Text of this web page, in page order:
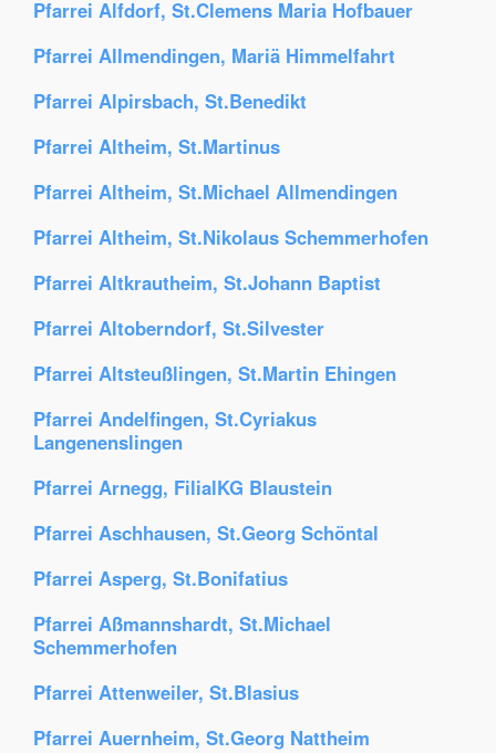
Pfarrei Alfdorf, St.Clemens Maria Hofbauer
Pfarrei Allmendingen, Mariä Himmelfahrt
Pfarrei Alpirsbach, St.Benedikt
Pfarrei Altheim, St.Martinus
Pfarrei Altheim, St.Michael Allmendingen
Pfarrei Altheim, St.Nikolaus Schemmerhofen
Pfarrei Altkrautheim, St.Johann Baptist
Pfarrei Altoberndorf, St.Silvester
Pfarrei Altsteußlingen, St.Martin Ehingen
Pfarrei Andelfingen, St.Cyriakus
Langenenslingen
Pfarrei Arnegg, FilialKG Blaustein
Pfarrei Aschhausen, St.Georg Schöntal
Pfarrei Asperg, St.Bonifatius
Pfarrei Aßmannshardt, St.Michael
Schemmerhofen
Pfarrei Attenweiler, St.Blasius
Pfarrei Auernheim, St.Georg Nattheim